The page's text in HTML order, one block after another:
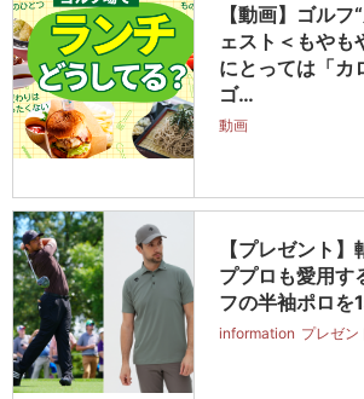
【動画】ゴル
ェスト＜もや
にとっては「カ
ゴ…
動画
【プレゼント
ププロも愛用す
フの半袖ポロを
information プレゼン